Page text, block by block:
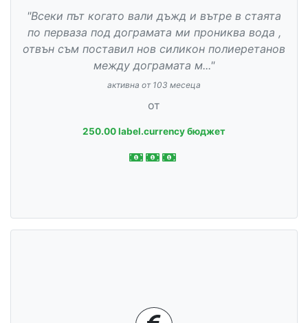
"Всеки път когато вали дъжд и вътре в стаята
по перваза под дограмата ми прониква вода ,
отвън съм поставил нов силикон полиеретанов
между дограмата м..."
активна от 103 месеца
от
250.00 label.currency бюджет